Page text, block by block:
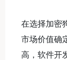
在选择加密
市场价值确
高，软件开